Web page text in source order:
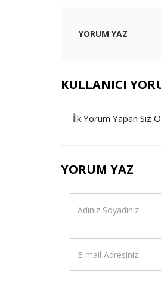
YORUM YAZ
KULLANICI
İlk Yorum Yapan Siz
YORUM YAZ